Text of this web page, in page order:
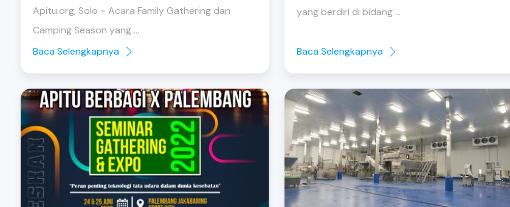
Apitu.org, Solo ~ Acara Family Gathering dan
Camping Season yang ...
Baca Selengkapnya
yang berdiri di bidang ...
Baca Selengkapnya